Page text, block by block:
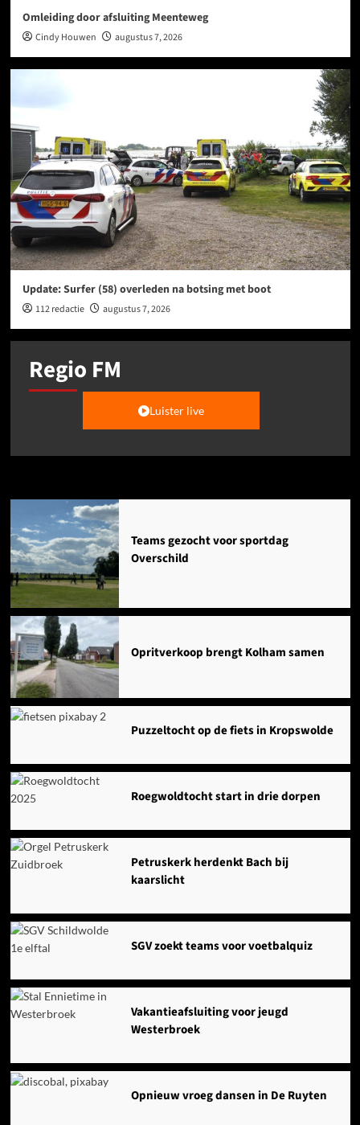
Omleiding door afsluiting Meenteweg
Cindy Houwen augustus 7, 2026
Update: Surfer (58) overleden na botsing met boot
112 redactie augustus 7, 2026
Regio FM
Luister live
Agenda
Teams gezocht voor sportdag
Overschild
Opritverkoop brengt Kolham samen
Puzzeltocht op de fiets in Kropswolde
Roegwoldtocht start in drie dorpen
Petruskerk herdenkt Bach bij
kaarslicht
SGV zoekt teams voor voetbalquiz
Vakantieafsluiting voor jeugd
Westerbroek
Opnieuw vroeg dansen in De Ruyten